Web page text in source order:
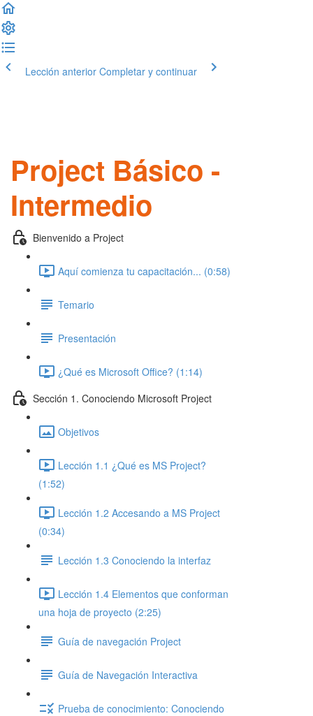
Lección anterior Completar y continuar
Project Básico -
Intermedio
Bienvenido a Project
Aquí comienza tu capacitación... (0:58)
Temario
Presentación
¿Qué es Microsoft Office? (1:14)
Sección 1. Conociendo Microsoft Project
Objetivos
Lección 1.1 ¿Qué es MS Project?
(1:52)
Lección 1.2 Accesando a MS Project
(0:34)
Lección 1.3 Conociendo la interfaz
Lección 1.4 Elementos que conforman
una hoja de proyecto (2:25)
Guía de navegación Project
Guía de Navegación Interactiva
Prueba de conocimiento: Conociendo